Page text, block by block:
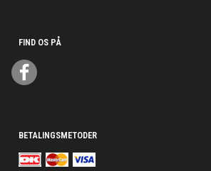
FIND OS PÅ
BETALINGSMETODER